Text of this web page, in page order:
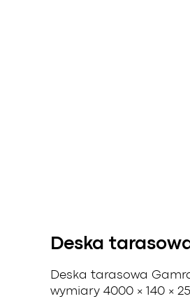
Deska
Deska tarasowa
wymiary 4000 × 140 ×